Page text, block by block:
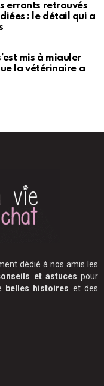
errants retrouvés
: le détail qui a
mis à miauler
la vétérinaire a
dédié à nos amis les
et astuces pour
belles histoires et des